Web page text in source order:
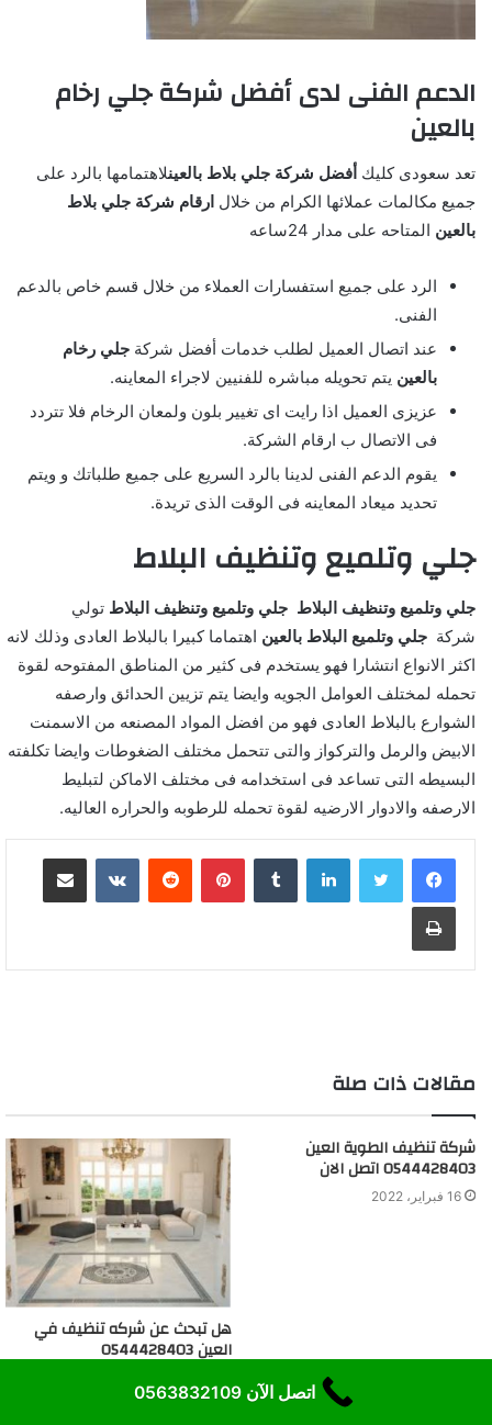
الدعم الفنى لدى أفضل شركة جلي رخام
بالعين
تعد سعودى كليك أفضل شركة جلي بلاط بالعينلاهتمامها بالرد على
جميع مكالمات عملائها الكرام من خلال ارقام شركة جلي بلاط
بالعين المتاحه على مدار 24ساعه
الرد على جميع استفسارات العملاء من خلال قسم خاص بالدعم
الفنى.
عند اتصال العميل لطلب خدمات أفضل شركة جلي رخام
بالعين يتم تحويله مباشره للفنيين لاجراء المعاينه.
عزيزى العميل اذا رايت اى تغيير بلون ولمعان الرخام فلا تتردد
فى الاتصال ب ارقام الشركة.
يقوم الدعم الفنى لدينا بالرد السريع على جميع طلباتك و ويتم
تحديد ميعاد المعاينه فى الوقت الذى تريدة.
جلي وتلميع وتنظيف البلاط
جلي وتلميع وتنظيف البلاط جلي وتلميع وتنظيف البلاط تولي
شركة جلي وتلميع البلاط بالعين اهتماما كبيرا بالبلاط العادى وذلك لانه
اكثر الانواع انتشارا فهو يستخدم فى كثير من المناطق المفتوحه لقوة
تحمله لمختلف العوامل الجويه وايضا يتم تزيين الحدائق وارصفه
الشوارع بالبلاط العادى فهو من افضل المواد المصنعه من الاسمنت
الابيض والرمل والتركواز والتى تتحمل مختلف الضغوطات وايضا تكلفته
البسيطه التى تساعد فى استخدامه فى مختلف الاماكن لتبليط
الارصفه والادوار الارضيه لقوة تحمله للرطوبه والحراره العاليه.
لينكدإن بينتيريست
مقالات ذات صلة
شركة تنظيف الطوية العين
0544428403 اتصل الان
16 فبراير، 2022
هل تبحث عن شركه تنظيف في
العين 0544428403
اتصل الآن 0563832109